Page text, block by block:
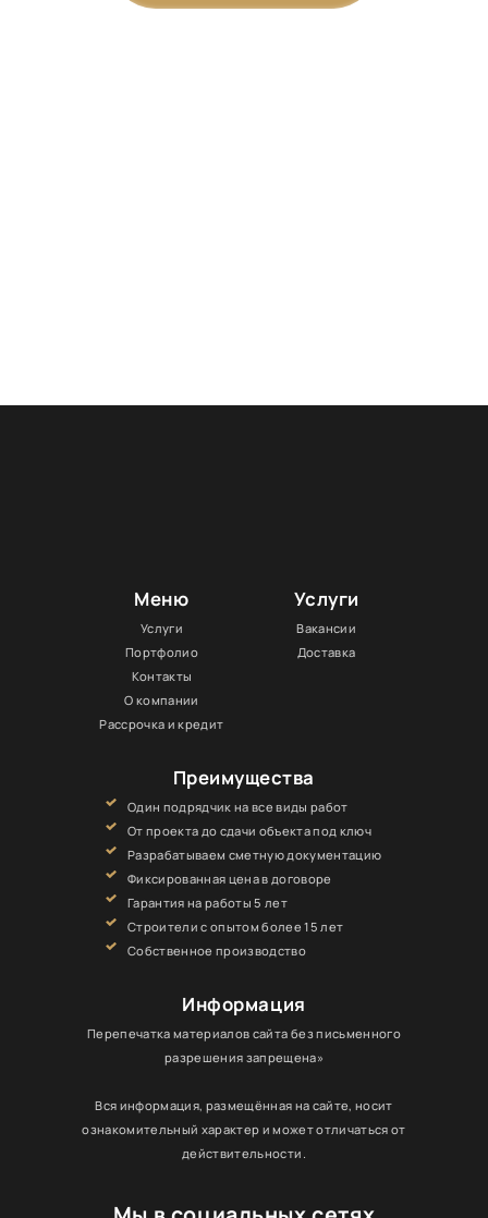
Меню
Услуги
Портфолио
Контакты
О компании
Рассрочка и кредит
Услуги
Вакансии
Доставка
Преимущества
Один подрядчик на все виды работ
От проекта до сдачи объекта под ключ
Разрабатываем сметную документацию
Фиксированная цена в договоре
Гарантия на работы 5 лет
Строители с опытом более 15 лет
Собственное производство
Информация
Перепечатка материалов сайта без письменного
разрешения запрещена»
Вся информация, размещённая на сайте, носит
ознакомительный характер и может отличаться от
действительности.